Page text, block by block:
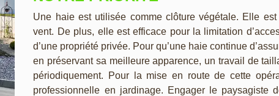
Une haie est utilisée comme clôture végétale. Elle
vent. De plus, elle est efficace pour la limitation
d’une propriété privée. Pour qu’une haie continue
en préservant sa meilleure apparence, un travail de
périodiquement. Pour la mise en route de cette
professionnelle en jardinage. Engager le paysagiste